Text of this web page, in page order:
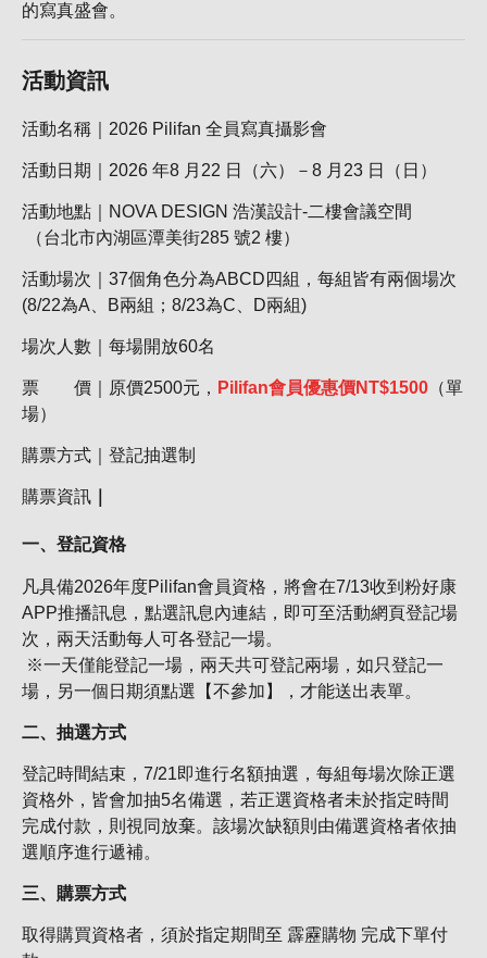
的寫真盛會。
活動資訊
活動名稱｜2026 Pilifan 全員寫真攝影會
活動日期｜2026 年8 月22 日（六）－8 月23 日（日）
活動地點｜NOVA DESIGN 浩漢設計-二樓會議空間
（台北市內湖區潭美街285 號2 樓）
活動場次｜37個角色分為ABCD四組，每組皆有兩個場次
(8/22為A、B兩組；8/23為C、D兩組)
場次人數｜每場開放60名
票 價｜原價2500元， Pilifan會員優惠價NT$1500 （單
場）
購票方式｜登記抽選制
購票資訊
一、登記資格
凡具備2026年度Pilifan會員資格，將會在7/13收到粉好康
APP推播訊息，點選訊息內連結，即可至活動網頁登記場
次，兩天活動每人可各登記一場。
※一天僅能登記一場，兩天共可登記兩場，如只登記一
場，另一個日期須點選【不參加】，才能送出表單。
二、抽選方式
登記時間結束，7/21即進行名額抽選，每組每場次除正選
資格外，皆會加抽5名備選，若正選資格者未於指定時間
完成付款，則視同放棄。該場次缺額則由備選資格者依抽
選順序進行遞補。
三、購票方式
取得購買資格者，須於指定期間至 霹靂購物 完成下單付